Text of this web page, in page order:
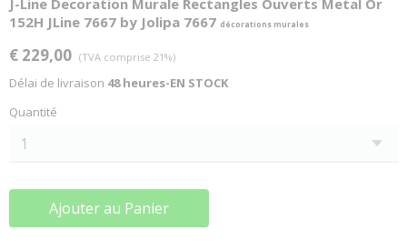
J-Line Decoration Murale Rectangles Ouverts Metal Or
152H JLine 7667 by Jolipa 7667 décorations murales
€ 229,00 (TVA comprise 21%)
Délai de livraison 48 heures-EN STOCK
Quantité
Ajouter au Panier